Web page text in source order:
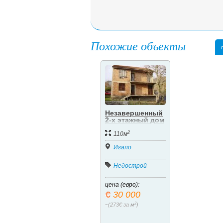
Похожие объекты
Незавершенный
2-х этажный дом
Ратишевина.
110м2
Игало
Недострой
цена (евро):
30 000
~(273€ за м2)